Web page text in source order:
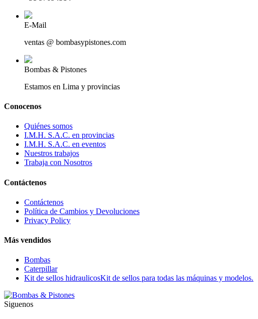
E-Mail
ventas @ bombasypistones.com
Bombas & Pistones
Estamos en Lima y provincias
Conocenos
Quiénes somos
I.M.H. S.A.C. en provincias
I.M.H. S.A.C. en eventos
Nuestros trabajos
Trabaja con Nosotros
Contáctenos
Contáctenos
Política de Cambios y Devoluciones
Privacy Policy
Más vendidos
Bombas
Caterpillar
Kit de sellos hidraulicosKit de sellos para todas las máquinas y modelos.
Siguenos